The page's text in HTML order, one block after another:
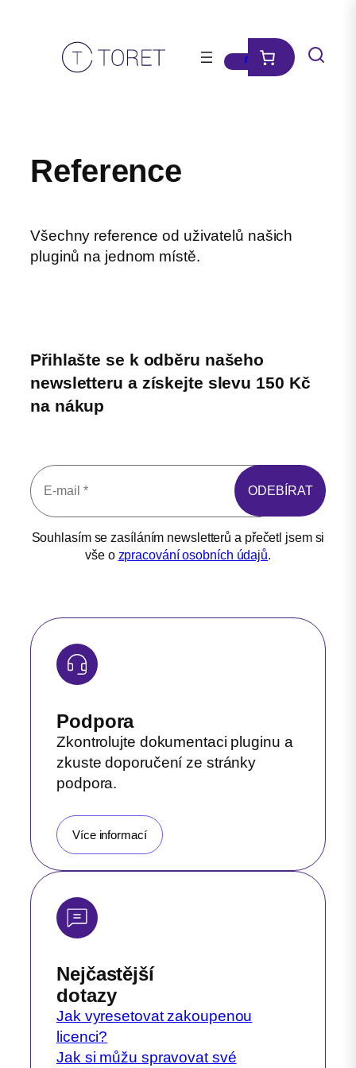
Reference
Všechny reference od uživatelů našich
pluginů na jednom místě.
Přihlašte se k odběru našeho
newsletteru a získejte slevu 150 Kč
na nákup
Souhlasím se zasíláním newsletterů a přečetl jsem si
vše o zpracování osobních údajů.
Podpora
Zkontrolujte dokumentaci pluginu a
zkuste doporučení ze stránky
podpora.
Více informací
Nejčastější
dotazy
Jak vyresetovat zakoupenou
licenci?
Jak si můžu spravovat své